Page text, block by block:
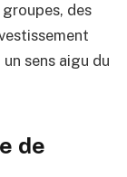
des
sens aigu du
de